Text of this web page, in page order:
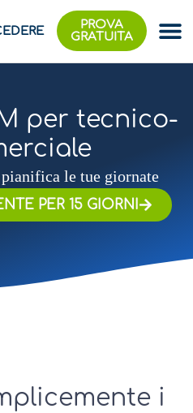
PROVA
GRATUITA
per tecnico-
le tue giornate
PER 15 GIORNI
i